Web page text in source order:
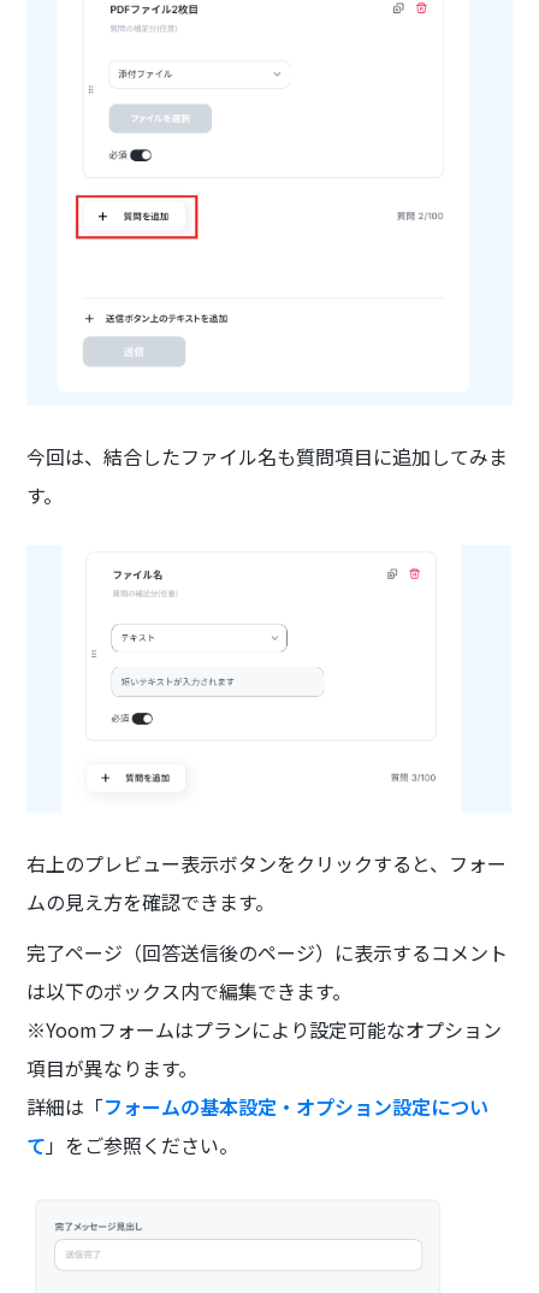
今回は、結合したファイル名も質問項目に追加してみま
す。
右上のプレビュー表示ボタンをクリックすると、フォー
ムの見え方を確認できます。
完了ページ（回答送信後のページ）に表示するコメント
は以下のボックス内で編集できます。
※Yoomフォームはプランにより設定可能なオプション
項目が異なります。
詳細は「フォームの基本設定・オプション設定につい
て 」をご参照ください。